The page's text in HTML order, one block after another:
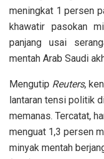
meningkat 1 persen
khawatir pasokan
panjang usai
mentah Arab Saudi
Mengutip Reuters,
lantaran tensi politik
memanas. Tercatat,
menguat 1,3 persen
minyak mentah